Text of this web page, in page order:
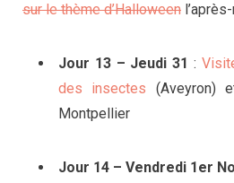
sur le thème d’Halloween
Jour 13 – Jeudi 31 :
des insectes (Aveyron)
Montpellier
Jour 14 – Vendredi 1er